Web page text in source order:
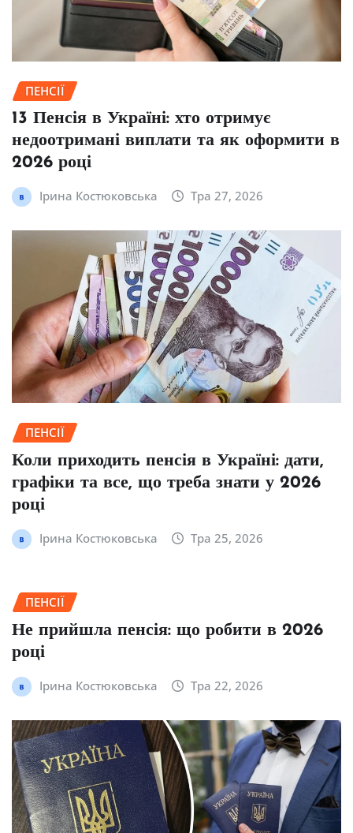
ПЕНСІЇ
13 Пенсія в Україні: хто отримує
недоотримані виплати та як оформити в
2026 році
Ірина Костюковська Тра 27, 2026
ПЕНСІЇ
Коли приходить пенсія в Україні: дати,
графіки та все, що треба знати у 2026
році
Ірина Костюковська Тра 25, 2026
ПЕНСІЇ
Не прийшла пенсія: що робити в 2026
році
Ірина Костюковська Тра 22, 2026